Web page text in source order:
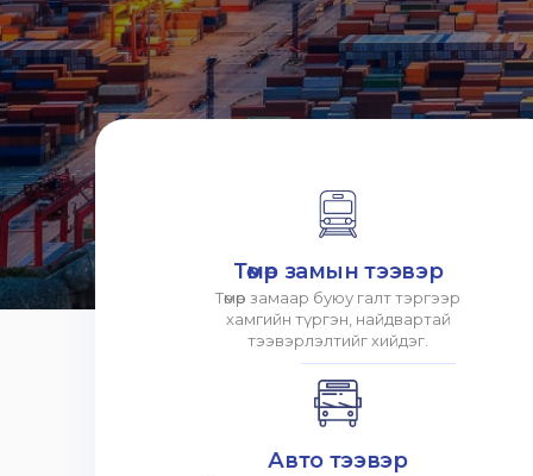
Төмөр замын тээвэр
Төмөр замаар буюу галт тэргээр
хамгийн түргэн, найдвартай
тээвэрлэлтийг хийдэг.
Авто тээвэр